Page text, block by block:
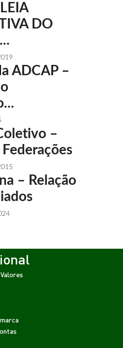
DO
ADCAP –
–
– Relação